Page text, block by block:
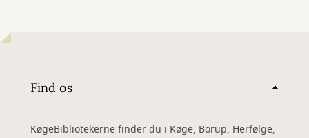
Find os
KøgeBibliotekerne finder du i Køge, Borup, Herfølge,